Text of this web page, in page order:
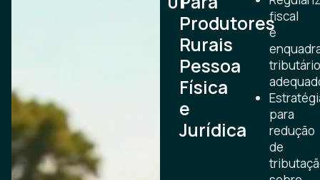
Produtores
Rurais
Pessoa
Física
e
Jurídica
fiscal
e
tributário
para
redução
de